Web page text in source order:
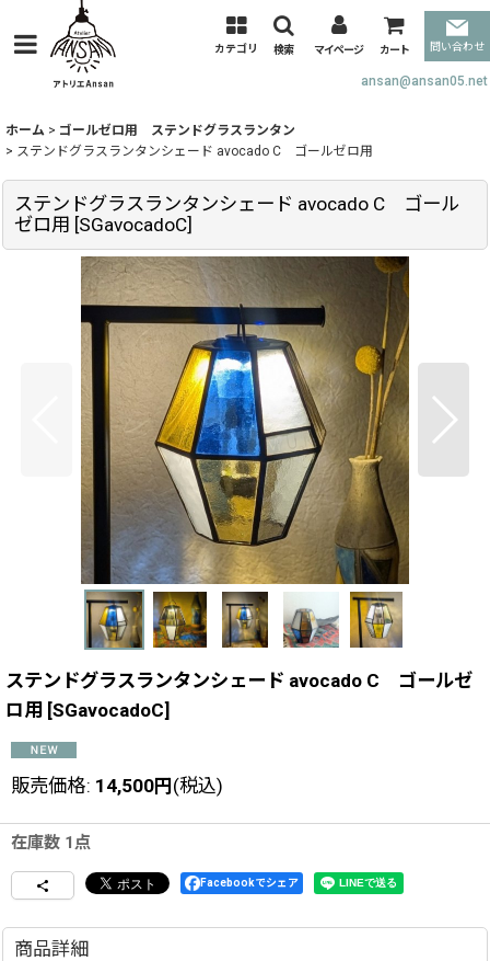
カテゴリ 検索 マイページ カート 問い合わせ
ansan@ansan05.net
ホーム > ゴールゼロ用 ステンドグラスランタン
> ステンドグラスランタンシェード avocado C ゴールゼロ用
ステンドグラスランタンシェード avocado C ゴール
ゼロ用 [SGavocadoC]
ステンドグラスランタンシェード avocado C ゴールゼ
ロ用 [SGavocadoC]
販売価格: 14,500円 (税込)
在庫数 1点
Facebookでシェア
商品詳細